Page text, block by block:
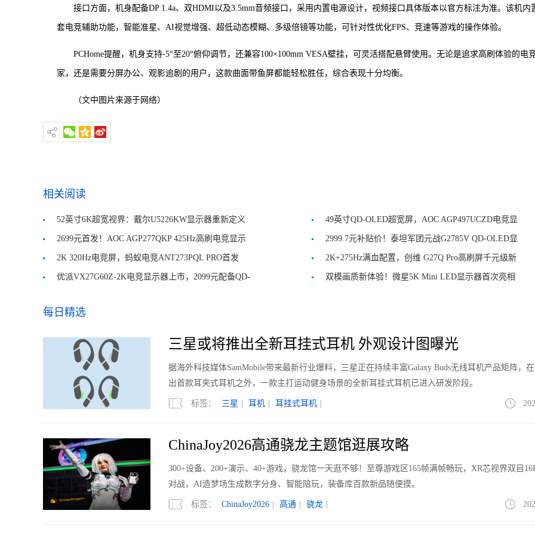
接口方面，机身配备DP 1.4a、双HDMI以及3.5mm音频接口，采用内置电源设计，视频接口具体版本以官方标注为准。该机内
套电竞辅助功能，智能准星、AI视觉增强、超低动态模糊、多级倍镜等功能，可针对性优化FPS、竞速等游戏的操作体验。
PCHome提醒，机身支持-5°至20°俯仰调节，还兼容100×100mm VESA壁挂，可灵活搭配悬臂使用。无论是追求高刷体验的电
家，还是需要分屏办公、观影追剧的用户，这款曲面带鱼屏都能轻松胜任，综合表现十分均衡。
（文中图片来源于网络）
相关阅读
52英寸6K超宽视界：戴尔U5226KW显示器重新定义
专业大屏体验
49英寸QD-OLED超宽屏，AOC AGP497UCZD电竞显
示器发布
2699元首发！AOC AGP277QKP 425Hz高刷电竞显示
器开售
2999.7元补贴价！泰坦军团元战G2785V QD-OLED显
示器
2K 320Hz电竞屏，蚂蚁电竞ANT273PQL PRO首发
2199元
2K+275Hz满血配置，创维 G27Q Pro高刷屏千元级新
标杆
优派VX27G60Z-2K电竞显示器上市，2099元配备QD- 双模画质新体验！微星5K Mini LED显示器首次亮相
每日精选
三星或将推出全新耳挂式耳机 外观设计图曝光
据海外科技媒体SamMobile带来最新行业爆料，三星正在持续丰富Galaxy Buds无线耳机产品矩阵，
出首款耳夹式耳机之外，一款主打运动健身场景的全新耳挂式耳机已进入研发阶段。
标签： 三星 耳机 耳挂式耳机
ChinaJoy2026高通骁龙主题馆逛展攻略
300+设备、200+演示、40+游戏，骁龙馆一天逛不够！至尊游戏区165帧满帧畅玩，XR芯视界双目
对战，AI造梦场生成数字分身、智能陪玩，装备库百款新品随便摸。
标签： ChinaJoy2026 高通 骁龙